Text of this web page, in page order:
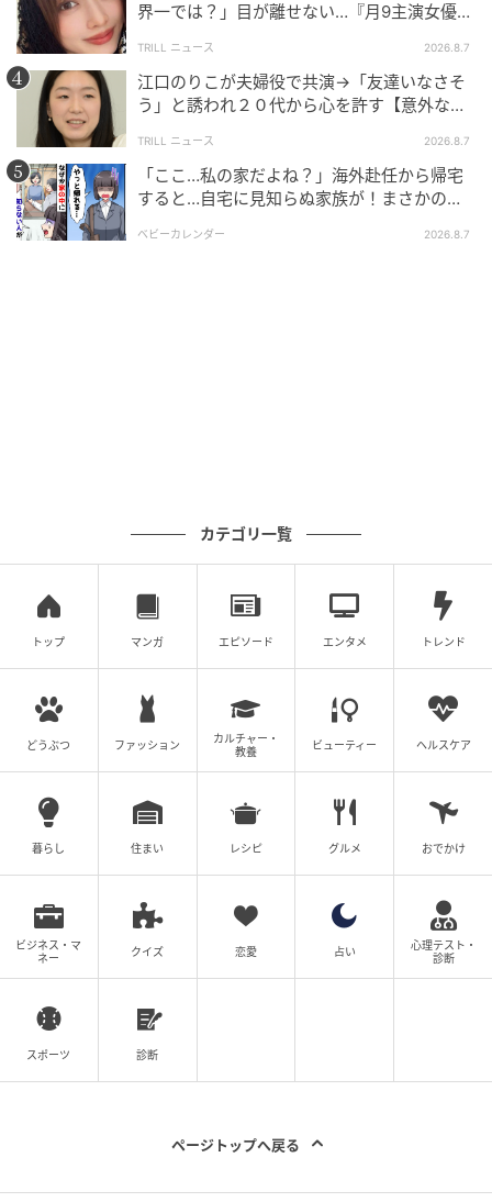
ウーマンエキサイト
もうビクビクして義母の顔色を伺う必要もなくなり、
義母からのストレスで妻が変わってしまった…
戦いで得たもの Vol.41】
次の話を読む
第41話
義母との戦いで得たもの
全話一覧を見る
クリエイター情報
ウーマンエキサイト
ウーマンエキサイトは、ママを中心とした女性向け
の情報サービスサイト。数年先のことまで考えて、
ィの情報がセレクトできるように、最新情報やラン
界一では？」目が離せない…『月9主演女優
TRILL ニュース 2026.8.7
江口のりこが夫婦役で共演→「友達いなさそ
う」と誘われ２０代から心を許す【意外な親
TRILL ニュース 2026.8.7
「ここ…私の家だよね？」海外赴任から帰宅
すると…自宅に見知らぬ家族が！まさかの真
ベビーカレンダー 2026.8.7
カテゴリ一覧
トップ マンガ エピソード エンタメ トレンド
どうぶつ ファッション
カルチャー・
教養
ビューティー ヘルスケア
暮らし 住まい レシピ グルメ おでかけ
ビジネス・マ
ネー
クイズ 恋愛 占い
心理テスト・
診断
スポーツ 診断
ページトップへ戻る